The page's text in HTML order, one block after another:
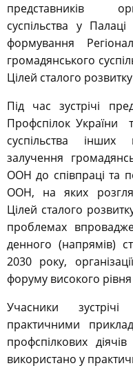
представників
суспільства у
формування
громадянського
Цілей сталого
Під час зустрічі
Профспілок України
суспільства
залучення
ООН до співпраці та
ООН, на яких
Цілей сталого
проблемах
денного (напрямів)
2030 року,
форуму високого
Учасники
практичними
профспілкових
використано у